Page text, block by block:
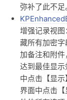
弥补了此不足
增强记录视
藏所有加密
加备注和附
达到最佳显
中点击【显
界面中点击